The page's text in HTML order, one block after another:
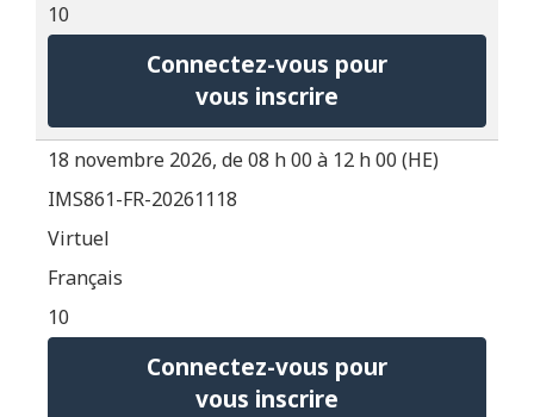
10
Connectez-vous pour
vous inscrire
18 novembre 2026, de 08 h 00 à 12 h 00 (HE)
IMS861-FR-20261118
Virtuel
Français
10
Connectez-vous pour
vous inscrire